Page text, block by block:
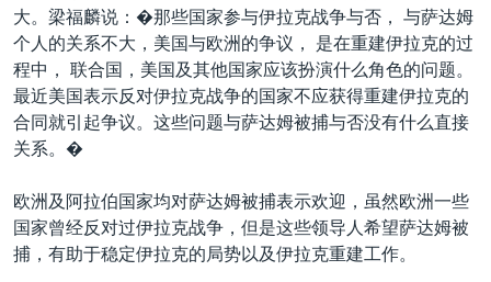
大。梁福麟说：�那些国家参与伊拉克战争与否， 与萨达姆
个人的关系不大，美国与欧洲的争议， 是在重建伊拉克的过
程中， 联合国，美国及其他国家应该扮演什么角色的问题。
最近美国表示反对伊拉克战争的国家不应获得重建伊拉克的
合同就引起争议。这些问题与萨达姆被捕与否没有什么直接
关系。�
欧洲及阿拉伯国家均对萨达姆被捕表示欢迎，虽然欧洲一些
国家曾经反对过伊拉克战争，但是这些领导人希望萨达姆被
捕，有助于稳定伊拉克的局势以及伊拉克重建工作。